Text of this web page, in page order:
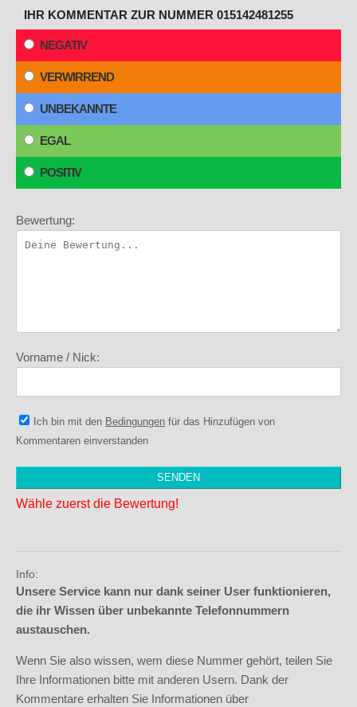
IHR KOMMENTAR ZUR NUMMER 015142481255
NEGATIV
VERWIRREND
UNBEKANNTE
EGAL
POSITIV
Bewertung:
Vorname / Nick:
Ich bin mit den Bedingungen für das Hinzufügen von
Kommentaren einverstanden
Wähle zuerst die Bewertung!
Info:
Unsere Service kann nur dank seiner User funktionieren,
die ihr Wissen über unbekannte Telefonnummern
austauschen.
Wenn Sie also wissen, wem diese Nummer gehört, teilen Sie
Ihre Informationen bitte mit anderen Usern. Dank der
Kommentare erhalten Sie Informationen über